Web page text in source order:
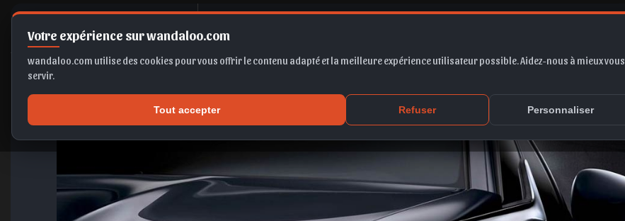
Votre expérience sur wandaloo.com
wandaloo.com utilise des cookies pour vous offrir le contenu adapté et la meilleure expérience utilisateur possible. Aidez-nous à mieux vous
servir.
Tout accepter Refuser Personnaliser
C